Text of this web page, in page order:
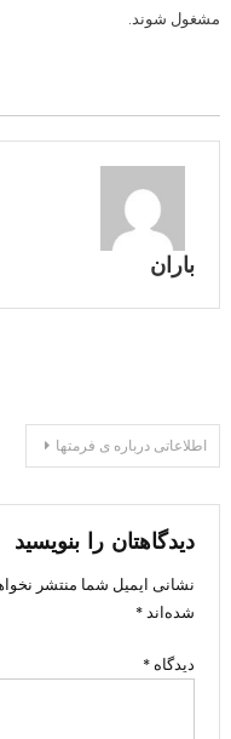
مشغول شوند.
باران
راهبری
نوشته
اطلاعاتی درباره ی فرمتها
دیدگاهتان را بنویسید
نشانی ایمیل شما منتشر
شده‌اند*
دیدگاه *